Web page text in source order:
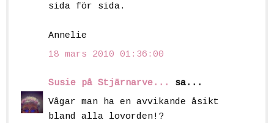
sida för sida.
Annelie
18 mars 2010 01:36:00
Susie på Stjärnarve...
sa...
Vågar man ha en avvikande åsikt
bland alla lovorden!?